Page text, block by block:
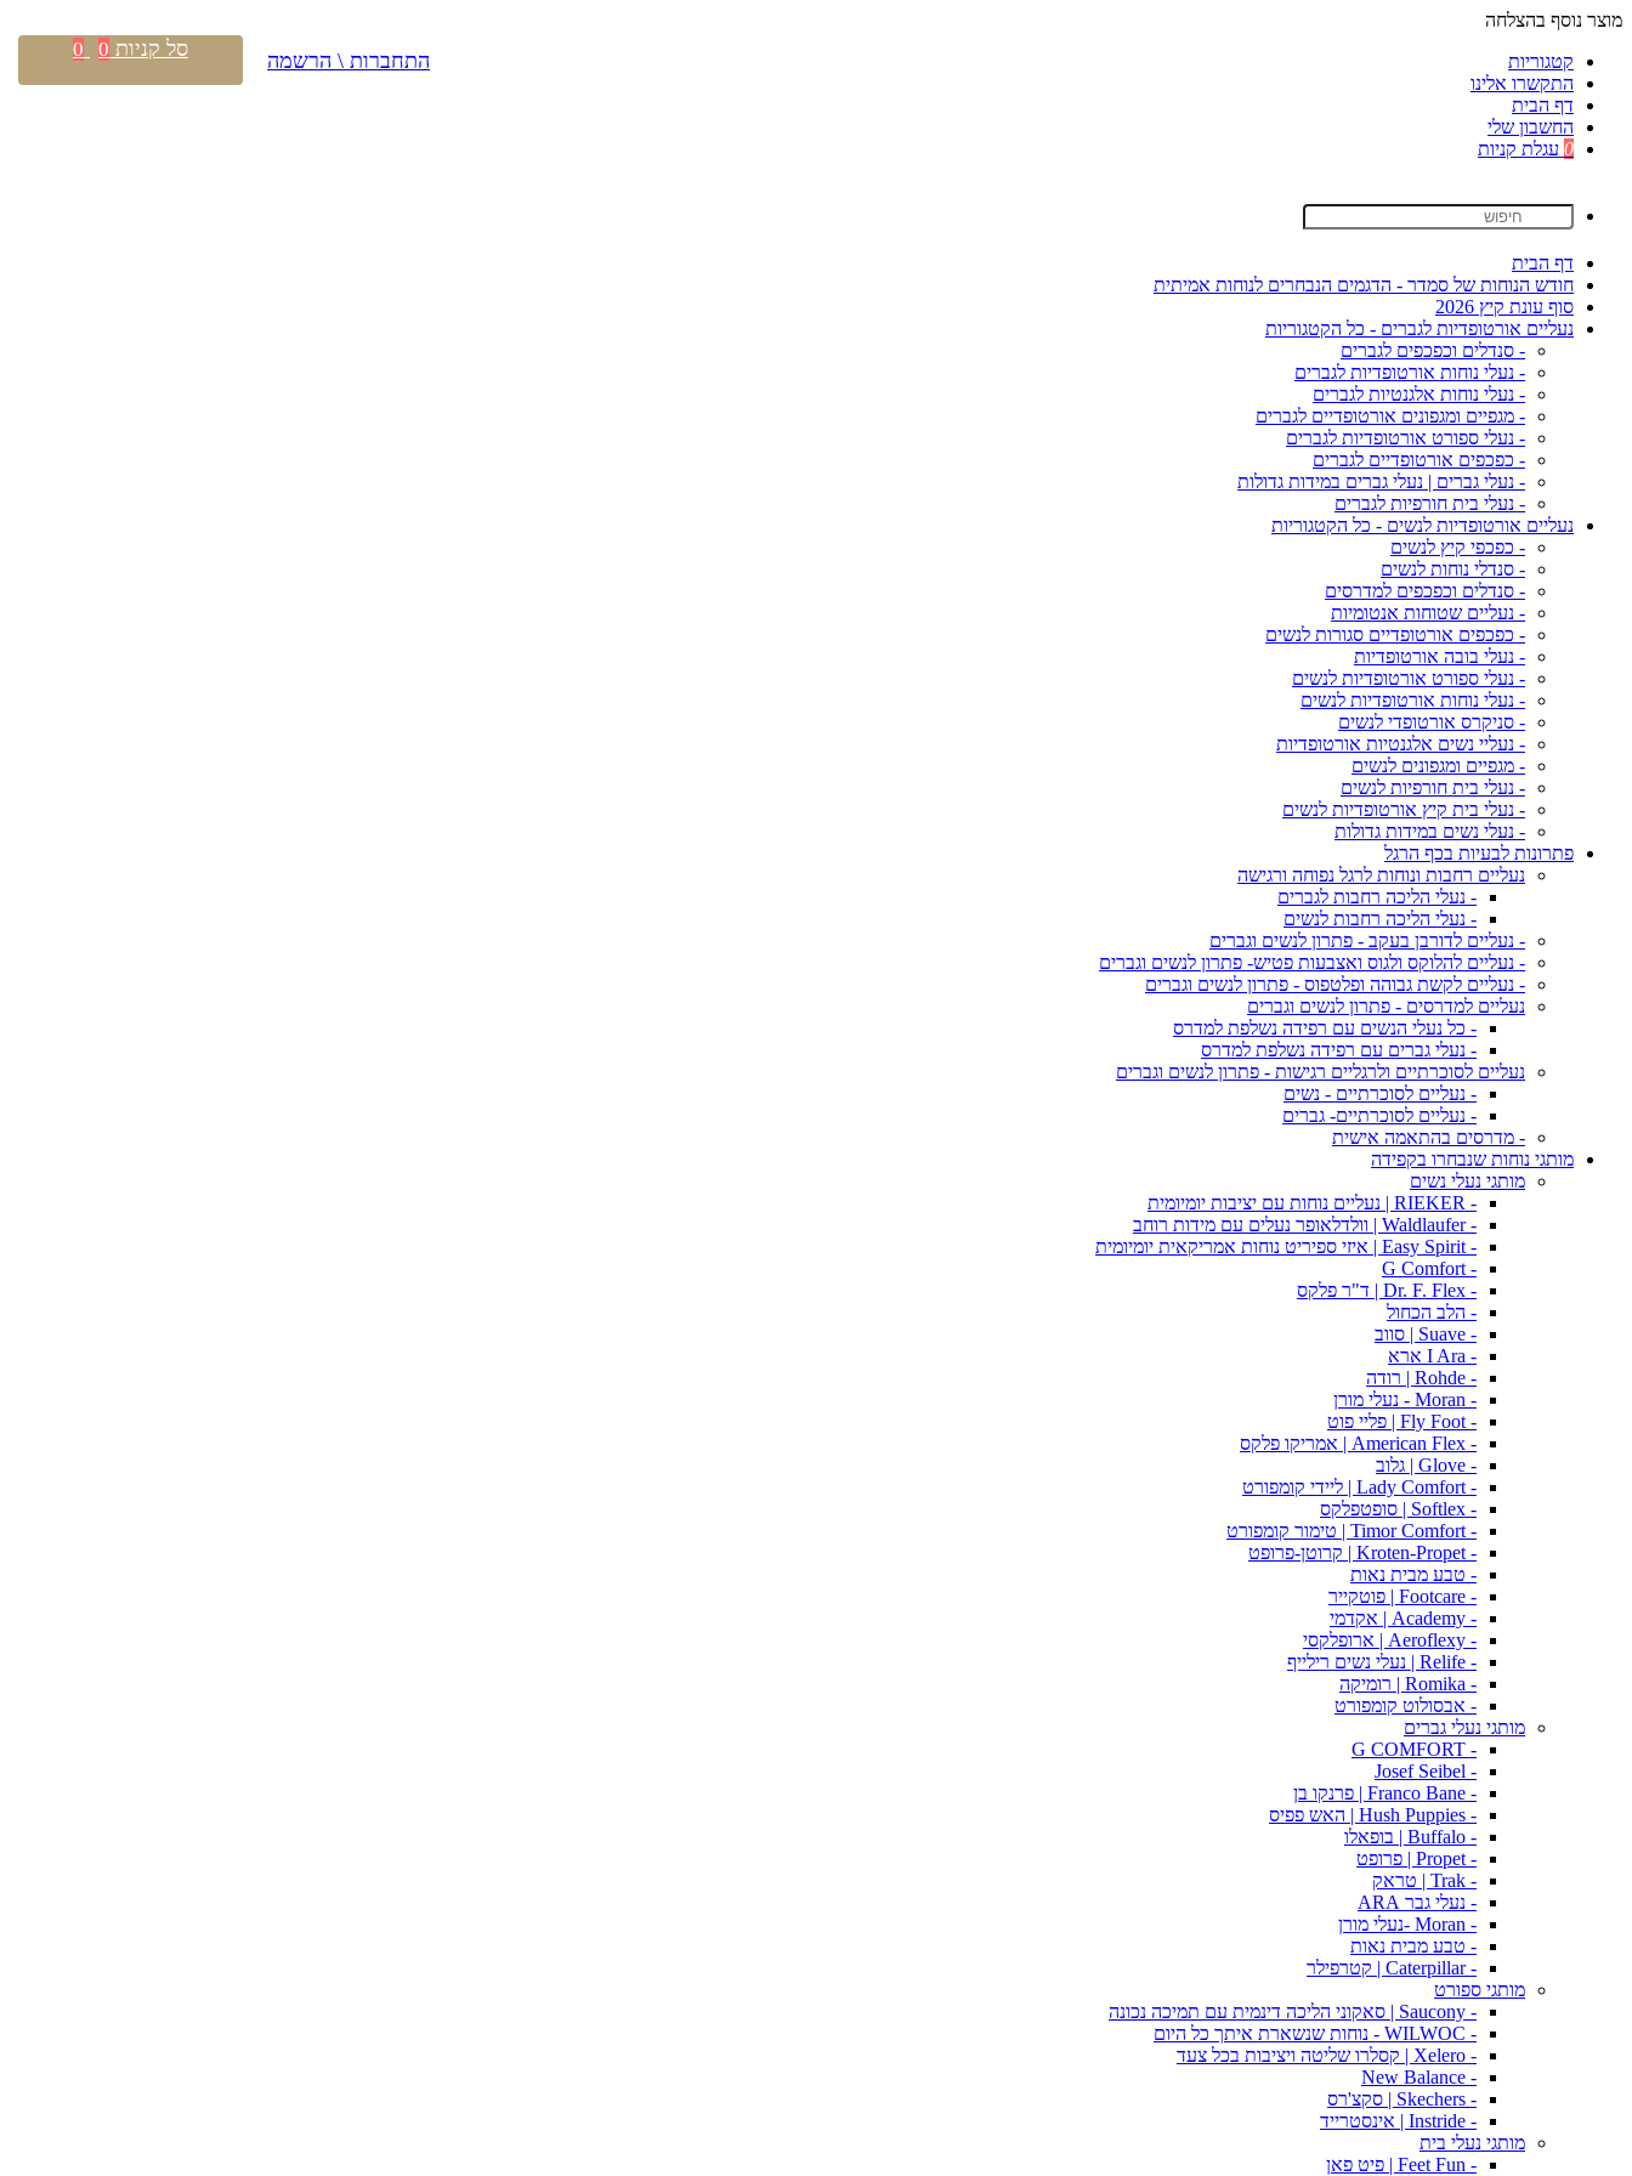
מוצר נוסף בהצלחה
קטגוריות
התקשרו אלינו
דף הבית
החשבון שלי
0 עגלת קניות
דף הבית
חודש הנוחות של סמדר - הדגמים הנבחרים לנוחות אמיתית
סוף עונת קיץ 2026
נעליים אורטופדיות לגברים - כל הקטגוריות
- סנדלים וכפכפים לגברים
- נעלי נוחות אורטופדיות לגברים
- נעלי נוחות אלגנטיות לגברים
- מגפיים ומגפונים אורטופדיים לגברים
- נעלי ספורט אורטופדיות לגברים
- כפכפים אורטופדיים לגברים
- נעלי גברים | נעלי גברים במידות גדולות
- נעלי בית חורפיות לגברים
נעליים אורטופדיות לנשים - כל הקטגוריות
- כפכפי קיץ לנשים
- סנדלי נוחות לנשים
- סנדלים וכפכפים למדרסים
- נעליים שטוחות אנטומיות
- כפכפים אורטופדיים סגורות לנשים
- נעלי בובה אורטופדיות
- נעלי ספורט אורטופדיות לנשים
- נעלי נוחות אורטופדיות לנשים
- סניקרס אורטופדי לנשים
- נעליי נשים אלגנטיות אורטופדיות
- מגפיים ומגפונים לנשים
- נעלי בית חורפיות לנשים
- נעלי בית קיץ אורטופדיות לנשים
- נעלי נשים במידות גדולות
פתרונות לבעיות בכף הרגל
נעליים רחבות ונוחות לרגל נפוחה ורגישה
- נעלי הליכה רחבות לגברים
- נעלי הליכה רחבות לנשים
- נעליים לדורבן בעקב - פתרון לנשים וגברים
- נעליים להלוקס ולגוס ואצבעות פטיש- פתרון לנשים וגברים
- נעליים לקשת גבוהה ופלטפוס - פתרון לנשים וגברים
נעליים למדרסים - פתרון לנשים וגברים
- כל נעלי הנשים עם רפידה נשלפת למדרס
- נעלי גברים עם רפידה נשלפת למדרס
נעליים לסוכרתיים ולרגליים רגישות - פתרון לנשים וגברים
- נעליים לסוכרתיים - נשים
- נעליים לסוכרתיים- גברים
- מדרסים בהתאמה אישית
מותגי נוחות שנבחרו בקפידה
מותגי נעלי נשים
- RIEKER | נעליים נוחות עם יציבות יומיומית
- Waldlaufer | וולדלאופר נעלים עם מידות רוחב
- Easy Spirit | איזי ספיריט נוחות אמריקאית יומיומית
- G Comfort
- Dr. F. Flex | ד"ר פלקס
- הלב הכחול
- Suave | סווב
- I Ara ארא
- Rohde | רודה
- Moran - נעלי מורן
- Fly Foot | פליי פוט
- American Flex | אמריקו פלקס
- Glove | גלוב
- Lady Comfort | ליידי קומפורט
- Softlex | סופטפלקס
- Timor Comfort | טימור קומפורט
- Kroten-Propet | קרוטן-פרופט
- טבע מבית נאות
- Footcare | פוטקייר
- Academy | אקדמי
- Aeroflexy | ארופלקסי
- Relife | נעלי נשים רילייף
- Romika | רומיקה
- אבסולוט קומפורט
מותגי נעלי גברים
- G COMFORT
- Josef Seibel
- Franco Bane | פרנקו בן
- Hush Puppies | האש פפיס
- Buffalo | בופאלו
- Propet | פרופט
- Trak | טראק
- נעלי גבר ARA
- Moran -נעלי מורן
- טבע מבית נאות
- Caterpillar | קטרפילר
מותגי ספורט
- Saucony | סאקוני הליכה דינמית עם תמיכה נכונה
- WILWOC - נוחות שנשארת איתך כל היום
- Xelero | קסלרו שליטה ויציבות בכל צעד
- New Balance
- Skechers | סקצ'רס
- Instride | אינסטרייד
מותגי נעלי בית
- Feet Fun | פיט פאן
התחברות \ הרשמה סל קניות 0
0